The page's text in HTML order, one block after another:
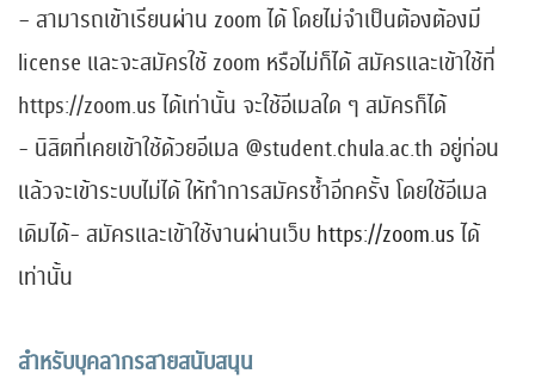
– สามารถเข้าเรียนผ่าน zoom ได้ โดยไม่จำเป็นต้องต้องมี
license และจะสมัครใช้ zoom หรือไม่ก็ได้ สมัครและเข้าใช้ที่
https://zoom.us ได้เท่านั้น จะใช้อีเมลใด ๆ สมัครก็ได้
​- นิสิตที่เคยเข้าใช้ด้วยอีเมล @student.chula.ac.th อยู่ก่อน
แล้วจะเข้าระบบไม่ได้ ให้ทำการสมัครซ้ำอีกครั้ง โดยใช้อีเมล
เดิมได้- สมัครและเข้าใช้งานผ่านเว็บ https://zoom.usได้
เท่านั้น
สำหรับบุคลากรสายสนับสนุน